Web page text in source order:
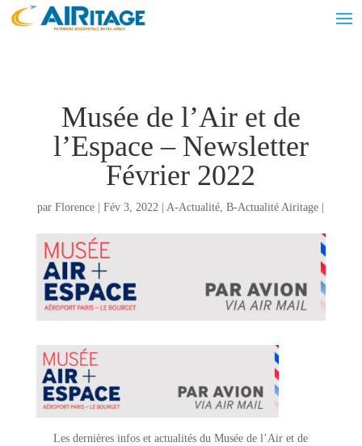
Musée de l’Air et de
l’Espace – Newsletter
Février 2022
parFlorence |Fév 3, 2022 |A-Actualité,B-Actualité Airitage
Les dernières infos et actualités du Musée de l’Air et de